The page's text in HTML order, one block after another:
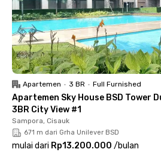
lakukan online booking untuk upgrade
Apartemen • 3 BR • Full Furnished
Apartemen Sky House BSD Tower
3BR City View #1
Sampora, Cisauk
671 m dari Grha Unilever BSD
mulai dari Rp13.200.000 /bulan